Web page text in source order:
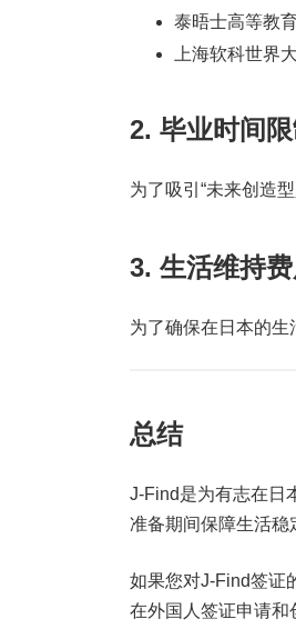
泰晤士高等教
上海软科世界
2. 毕业时间限
为了吸引“未来创造
3. 生活维持费
为了确保在日本的生
总结
J-Find是为有志在日
准备期间保障生活稳
如果您对J-Find签证
在外国人签证申请和